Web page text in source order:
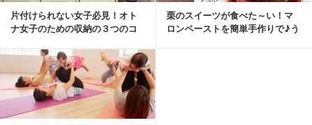
片付けられない女子必見！オト
ナ女子のための収納の３つのコ
栗のスイーツが食べた～い！マ
ロンペーストを簡単手作りで♪う